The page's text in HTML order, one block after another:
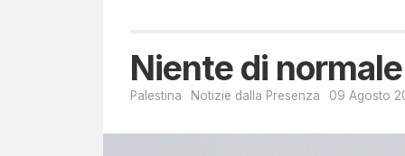
Niente di normale
Palestina Notizie dalla Presenza 09 Agosto